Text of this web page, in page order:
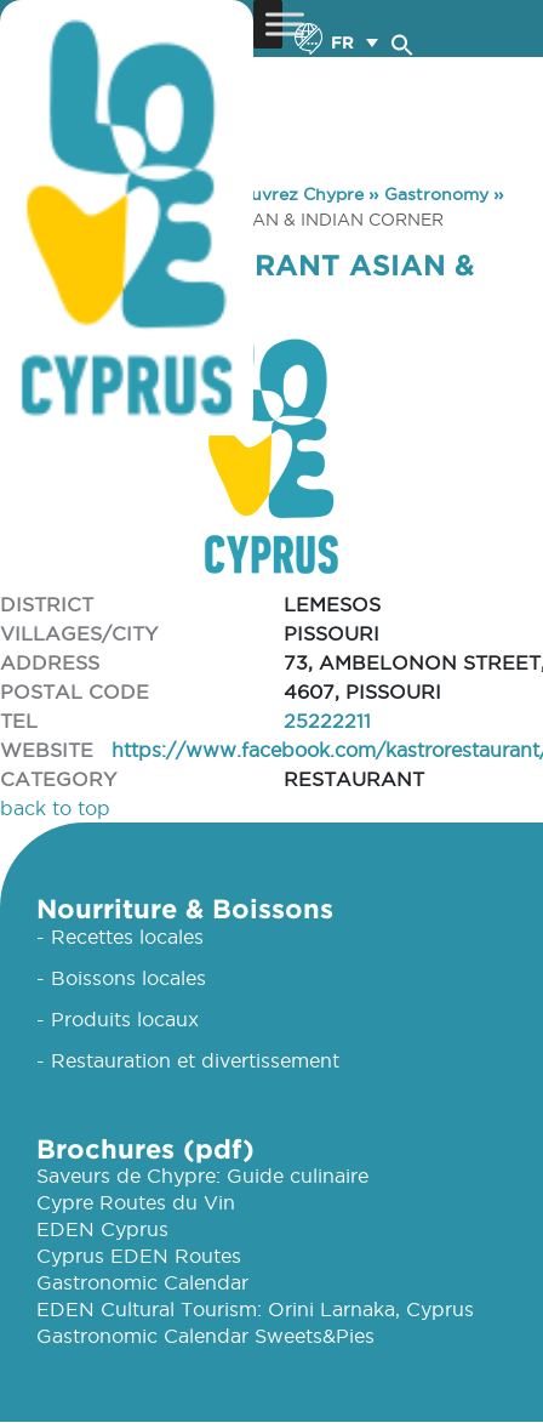
FR
You are here:Home Découvrez Chypre» Gastronomy»
KASTRO RESTAURANT ASIAN & INDIAN CORNER
KASTRO RESTAURANT ASIAN &
INDIAN CORNER
DISTRICT
LEMESOS
VILLAGES/CITY
PISSOURI
ADDRESS
73, AMBELONON
POSTAL CODE
4607, PISSOURI
TEL
25222211
WEBSITE
https://www.facebook.com/
CATEGORY
RESTAURANT
back to top
Nourriture & Boissons
- Recettes locales
- Boissons locales
- Produits locaux
- Restauration et divertissement
Brochures (pdf)
Saveurs de Chypre: Guide culinaire
Cypre Routes du Vin
EDEN Cyprus
Cyprus EDEN Routes
Gastronomic Calendar
EDEN Cultural Tourism: Orini Larnaka, Cyprus
Gastronomic Calendar Sweets&Pies